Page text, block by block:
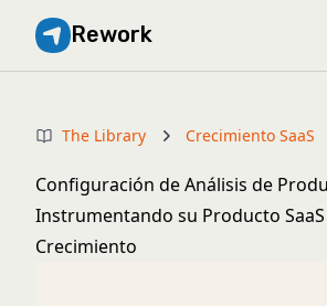
Rework
The Library Crecimiento SaaS
Configuración de Análisis de
Instrumentando su Producto
Crecimiento